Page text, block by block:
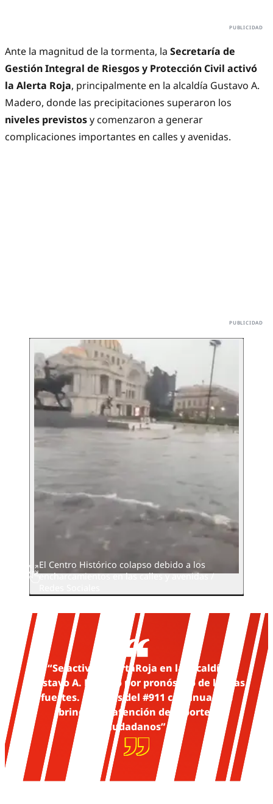
Ante la magnitud de la tormenta, la Secretaría de
Gestión Integral de Riesgos y Protección Civil activó
la Alerta Roja, principalmente en la alcaldía Gustavo A.
Madero, donde las precipitaciones superaron los
niveles previstosy comenzaron a generar
complicaciones importantes en calles y avenidas.
El Centro Histórico colapso debido a los
encharcamientos en las calles y avenidas /
“Se activa #AlertaRoja en la Alcaldía
Gustavo A. Madero por pronóstico de lluvias
fuertes. A través del #911 continuamos
brindando atención de reportes
ciudadanos”.